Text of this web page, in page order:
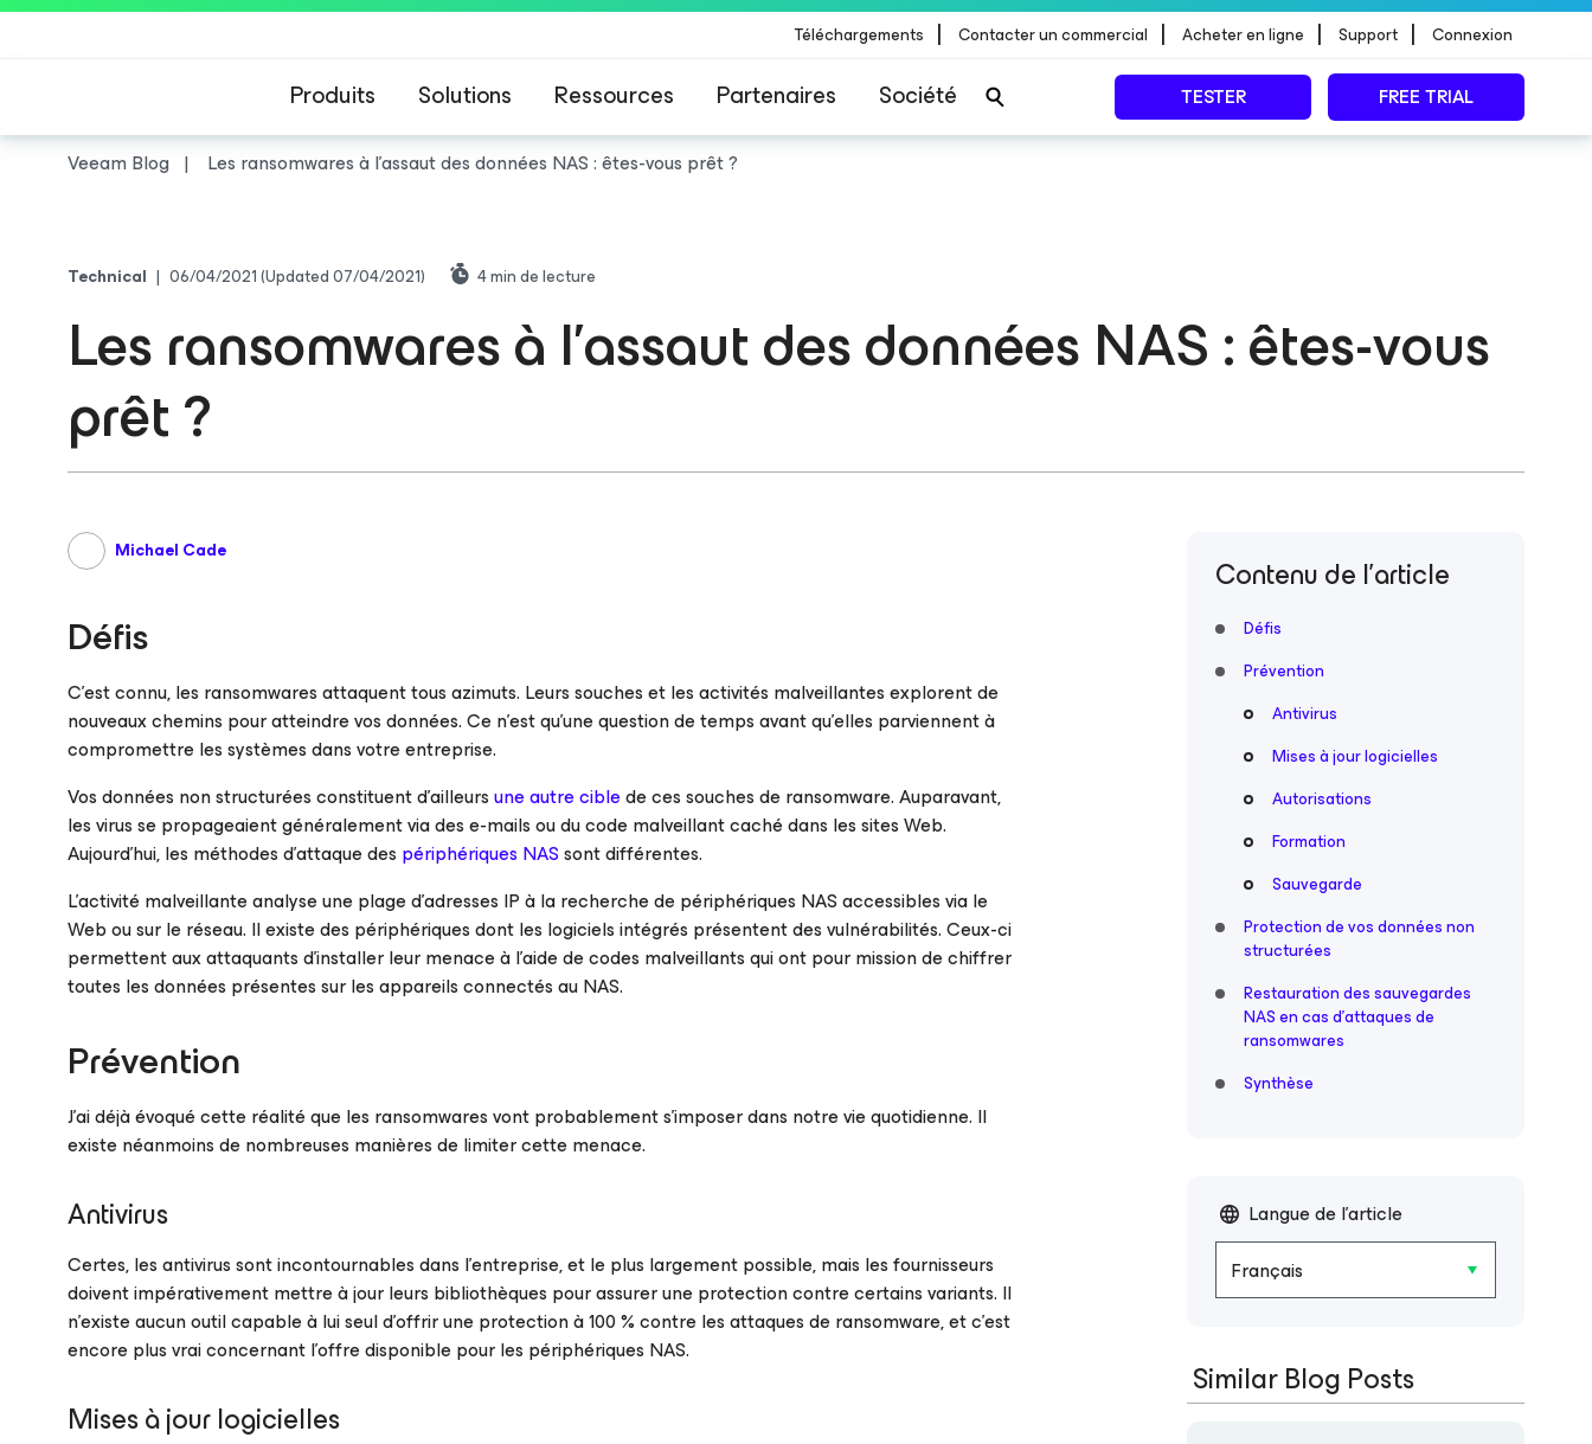
Téléchargements | Contacter un commercial | Acheter en ligne | Support | Connexion
Produits Solutions Ressources Partenaires Société TESTER FREE TRIAL
Veeam Blog Les ransomwares à l’assaut des données NAS : êtes-vous prêt ?
Technical | 06/04/2021(Updated 07/04/2021) 4min de lecture
Les ransomwares à l’assaut des données NAS : êtes-vous
prêt ?
Michael Cade
Défis
C’est connu, les ransomwares attaquent tous azimuts. Leurs souches et les activités malveillantes explorent de
nouveaux chemins pour atteindre vos données. Ce n’est qu’une question de temps avant qu’elles parviennent à
compromettre les systèmes dans votre entreprise.
Vos données non structurées constituent d’ailleursune autre ciblede ces souches de ransomware. Auparavant,
les virus se propageaient généralement via des e-mails ou du code malveillant caché dans les sites Web.
Aujourd’hui, les méthodes d’attaque des périphériques NASsont différentes.
L’activité malveillante analyse une plage d’adresses IP à la recherche de périphériques NAS accessibles via le
Web ou sur le réseau. Il existe des périphériques dont les logiciels intégrés présentent des vulnérabilités. Ceux-ci
permettent aux attaquants d’installer leur menace à l’aide de codes malveillants qui ont pour mission de chiffrer
toutes les données présentes sur les appareils connectés au NAS.
Prévention
J’ai déjà évoqué cette réalité que les ransomwares vont probablement s’imposer dans notre vie quotidienne. Il
existe néanmoins de nombreuses manières de limiter cette menace.
Antivirus
Certes, les antivirus sont incontournables dans l’entreprise, et le plus largement possible, mais les fournisseurs
doivent impérativement mettre à jour leurs bibliothèques pour assurer une protection contre certains variants. Il
n’existe aucun outil capable à lui seul d’offrir une protection à 100 % contre les attaques de ransomware, et c’est
encore plus vrai concernant l’offre disponible pour les périphériques NAS.
Mises à jour logicielles
Contenu de l’article
Défis
Prévention
Antivirus
Mises à jour logicielles
Autorisations
Formation
Sauvegarde
Protection de vos données non
structurées
Restauration des sauvegardes
NAS en cas d’attaques de
ransomwares
Synthèse
Langue de l'article
Français
Similar Blog Posts